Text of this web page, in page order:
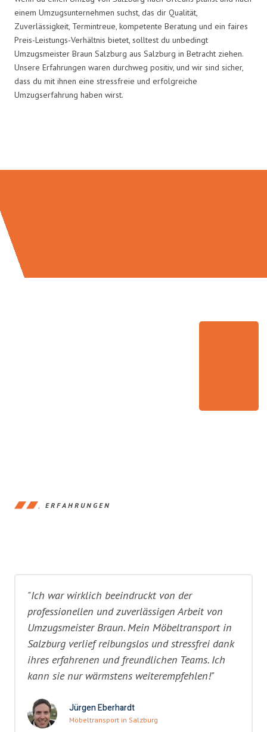
einem Umzugsunternehmen suchst, das dir Qualität,
Zuverlässigkeit, Termintreue, kompetente Beratung und ein faires
Preis-Leistungs-Verhältnis bietet, solltest du unbedingt
Umzugsmeister Braun Salzburg aus Salzburg in Betracht ziehen.
Unsere Erfahrungen waren durchweg positiv, und wir sind sicher,
dass du mit ihnen eine stressfreie und erfolgreiche
Umzugserfahrung haben wirst.
ERFAHRUNGEN
"Ich war wirklich beeindruckt von der
professionellen und zuverlässigen Arbeit von
Umzugsmeister Braun. Mein Möbeltransport in
Salzburg verlief reibungslos und stressfrei dank
ihres erfahrenen und freundlichen Teams. Ich
kann sie nur wärmstens weiterempfehlen!"
Jürgen Eberhardt
Möbeltransport in Salzburg